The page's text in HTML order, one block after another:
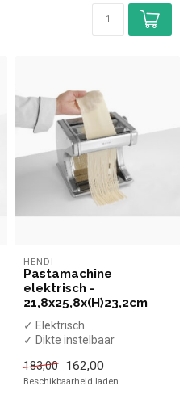
HENDI
Pastamachine
elektrisch -
21,8x25,8x(H)23,2cm
✓ Elektrisch
✓ Dikte instelbaar
✓ 230 Volt
183,00 162,00
Beschikbaarheid laden..